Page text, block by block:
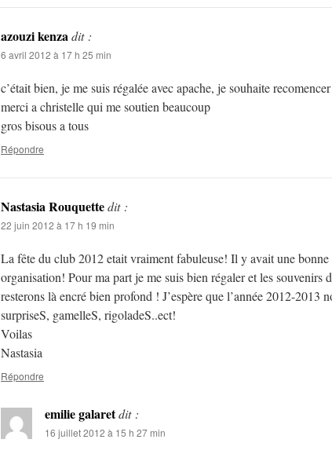
azouzi kenzadit :
6 avril 2012 à 17 h 25 min
c’était bien, je me suis régalée avec apache, je souhaite
merci a christelle qui me soutien beaucoup
gros bisous a tous
Répondre
Nastasia Rouquettedit :
22 juin 2012 à 17 h 19 min
La fête du club 2012 etait vraiment fabuleuse! Il y avait une bonne
organisation! Pour ma part je me suis bien régaler et les souvenirs
resterons là encré bien profond ! J’espère que l’année 2012-2013
surpriseS, gamelleS, rigoladeS..ect!
Voilas
Nastasia
Répondre
emilie galaretdit :
16 juillet 2012 à 15 h 27 min